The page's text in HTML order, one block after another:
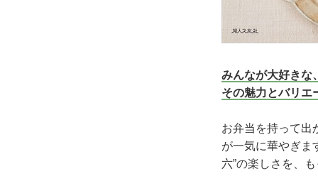
みんなが大好きな
その魅力とバリエ
お弁当を持って出
が一気に華やぎ
六”の楽しさを、